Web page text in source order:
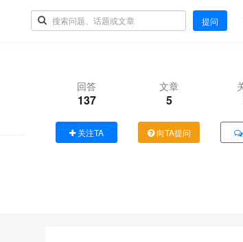
提问
回答
137
文章
5
关注TA 向TA提问